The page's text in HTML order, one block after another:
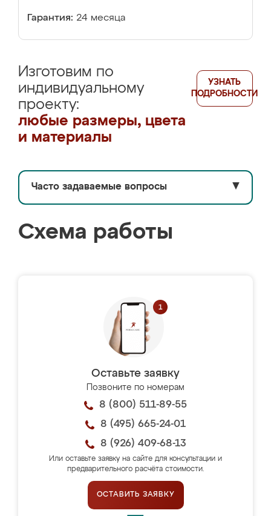
Гарантия: 24 месяца
Изготовим по
индивидуальному
проекту:
любые размеры, цвета
и материалы
УЗНАТЬ
ПОДРОБНОСТИ
Часто задаваемые вопросы ▼
Схема работы
Оставьте заявку
Позвоните по номерам
8 (800) 511-89-55
8 (495) 665-24-01
8 (926) 409-68-13
Или оставьте заявку на сайте для консультации и
предварительного расчёта стоимости.
ОСТАВИТЬ ЗАЯВКУ